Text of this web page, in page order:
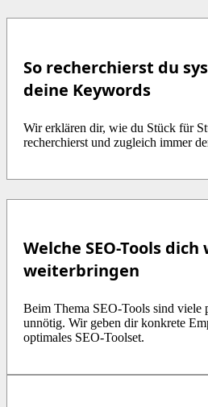
So recherchierst du
deine Keywords
Wir erklären dir, wie du Stück für
recherchierst und zugleich immer
Welche SEO-Tools
weiterbringen
Beim Thema SEO-Tools sind viele
unnötig. Wir geben dir konkrete
optimales SEO-Toolset.